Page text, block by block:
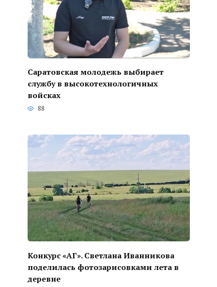
Саратовская молодежь выбирает
службу в высокотехнологичных
войсках
88
Конкурс «АГ». Светлана Иванникова
поделилась фотозарисовками лета в
деревне